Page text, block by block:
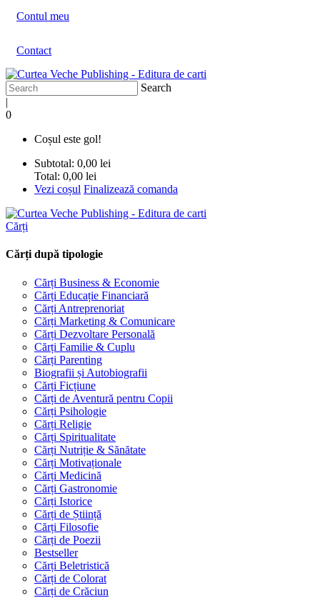
Contul meu
Contact
Search
|
0
Coșul este gol!
Subtotal: 0,00 lei
Total: 0,00 lei
Vezi coșul Finalizează comanda
Cărți
Cărți după tipologie
Cărți Business & Economie
Cărți Educație Financiară
Cărți Antreprenoriat
Cărți Marketing & Comunicare
Cărți Dezvoltare Personală
Cărți Familie & Cuplu
Cărți Parenting
Biografii și Autobiografii
Cărți Ficțiune
Cărți de Aventură pentru Copii
Cărți Psihologie
Cărți Religie
Cărți Spiritualitate
Cărți Nutriție & Sănătate
Cărți Motivaționale
Cărți Medicină
Cărți Gastronomie
Cărți Istorice
Cărți de Știință
Cărți Filosofie
Cărți de Poezii
Bestseller
Cărți Beletristică
Cărți de Colorat
Cărți de Crăciun